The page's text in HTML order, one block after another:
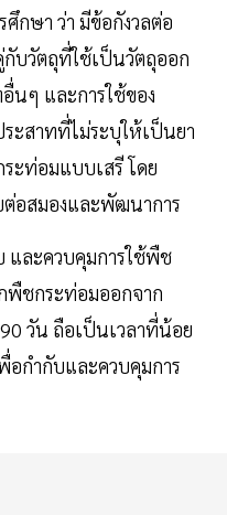
กษา ว่า มีข้อกังวลต่อ
บวัตถุที่ใช้เป็นวัตถุออก
นๆ และการใช้ของ
ะสาทที่ไม่ระบุให้เป็นยา
ะท่อมแบบเสรี โดย
ต่อสมองและพัฒนาการ
และควบคุมการใช้พืช
พืชกระท่อมออกจาก
วัน ถือเป็นเวลาที่น้อย
อกำกับและควบคุมการ